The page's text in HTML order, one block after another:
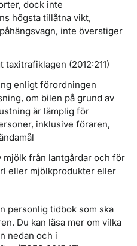
dock inte
högsta tillåtna vikt,
inte överstiger
(2012:211)
enligt förordningen
om bilen på grund av
är lämplig för
inklusive föraren,
mjölk från lantgårdar och för
eller mjölkprodukter eller
personlig tidbok som ska
Du kan läsa mer om vilka
nedan och i